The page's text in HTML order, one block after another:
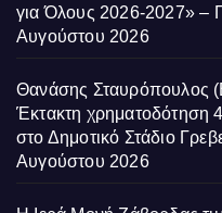
για Όλους 2026-2027» –
Αυγούστου 2026
Θανάσης Σταυρόπουλος
Έκτακτη χρηματοδότηση
στο Δημοτικό Στάδιο
Αυγούστου 2026